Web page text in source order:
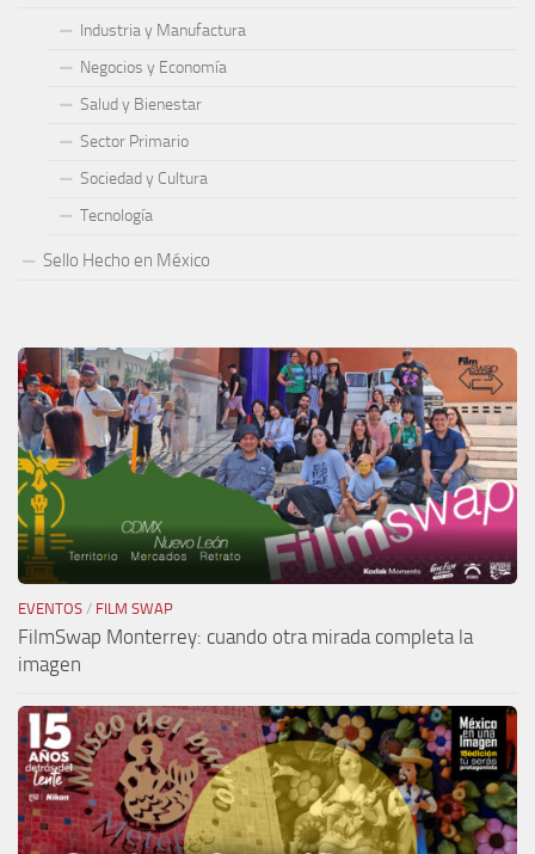
Industria y Manufactura
Negocios y Economía
Salud y Bienestar
Sector Primario
Sociedad y Cultura
Tecnología
Sello Hecho en México
EVENTOS / FILM SWAP
FilmSwap Monterrey: cuando otra mirada completa la
imagen